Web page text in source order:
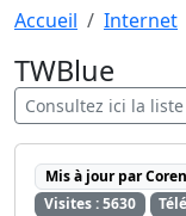
Aller au contenu
Accueil Internet
TWBlue
Consultez ici la
Mis à jour par
Visites : 5630